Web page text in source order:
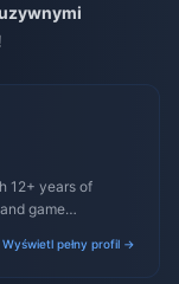
12+ years of
game
Wyświetl pełny profil →